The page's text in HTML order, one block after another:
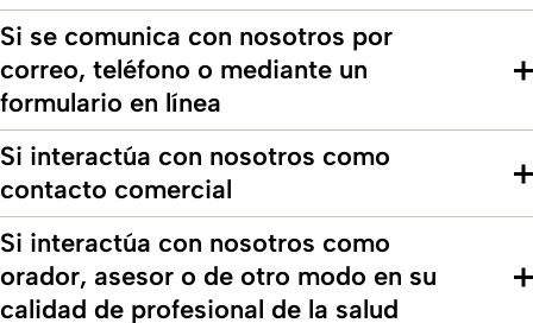
Si se comunica con nosotros por
correo, teléfono o mediante un
formulario en línea
Si interactúa con nosotros como
contacto comercial
Si interactúa con nosotros como
orador, asesor o de otro modo en su
calidad de profesional de la salud